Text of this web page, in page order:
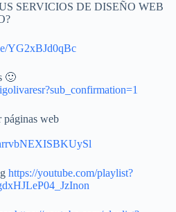
SERVICIOS DE DISEÑO WEB
YG2xBJd0qBc
🙂
páginas web
https://youtube.com/playlist?